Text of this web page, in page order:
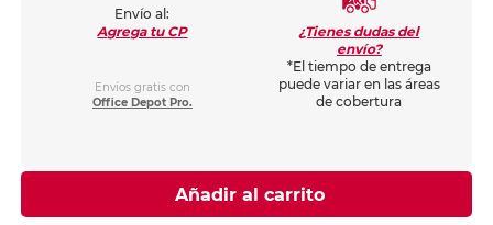
Envío al:
Agrega tu CP
Envíos gratis con
Office Depot Pro.
¿Tienes dudas del
envío?
*El tiempo de entrega
puede variar en las áreas
de cobertura
Añadir al carrito